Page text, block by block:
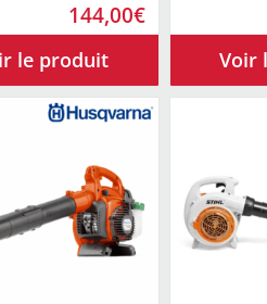
144,00€